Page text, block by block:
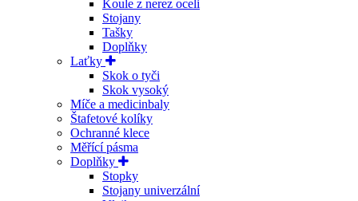
Koule z nerez oceli
Stojany
Tašky
Doplňky
Laťky
Skok o tyči
Skok vysoký
Míče a medicinbaly
Štafetové kolíky
Ochranné klece
Měřící pásma
Doplňky
Stopky
Stojany univerzální